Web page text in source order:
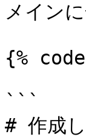
メイン
{%
```
# 作成